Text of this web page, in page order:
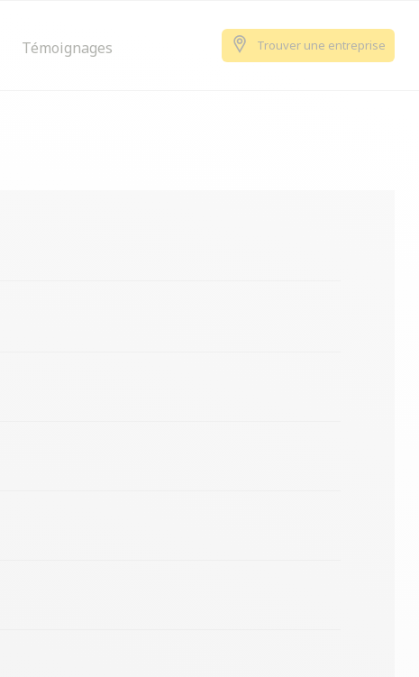
Témoignages Trouver une entreprise